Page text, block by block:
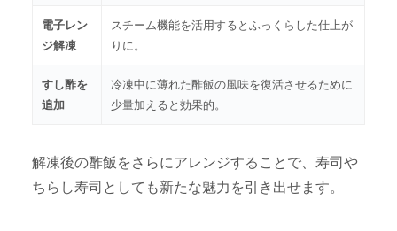
電子レン
ジ解凍
スチーム機能を活用するとふっくらした仕上が
りに。
すし酢を
追加
冷凍中に薄れた酢飯の風味を復活させるために
少量加えると効果的。
解凍後の酢飯をさらにアレンジすることで、寿司や
ちらし寿司としても新たな魅力を引き出せます。